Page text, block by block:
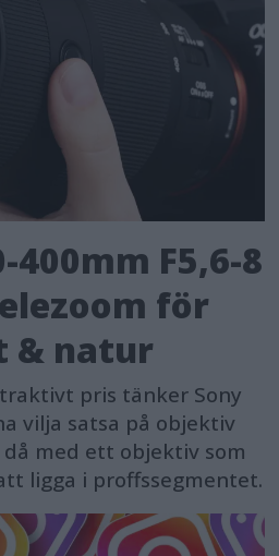
400mm F5,6-8
för
& natur
pris tänker Sony
vilja satsa på objektiv
med ett objektiv som
ligga i proffssegmentet.